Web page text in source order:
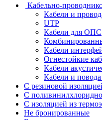
Кабельно-
Кабели и
UTP
Кабели для ОПС
Кабели
Огнестойкие
Кабели
Кабели и
С резиновой
С
С изоляцией из
Не бронированные